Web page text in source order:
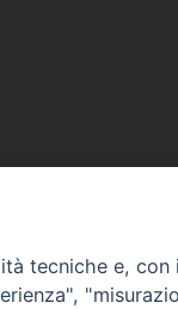
tecniche e,